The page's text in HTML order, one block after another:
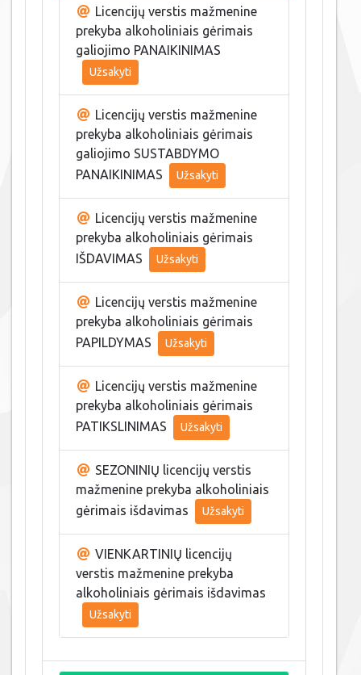
Licencijų verstis mažmenine
prekyba alkoholiniais gėrimais
galiojimo PANAIKINIMAS
Užsakyti
Licencijų verstis mažmenine
prekyba alkoholiniais gėrimais
galiojimo SUSTABDYMO
PANAIKINIMAS
Užsakyti
Licencijų verstis mažmenine
prekyba alkoholiniais gėrimais
IŠDAVIMAS
Užsakyti
Licencijų verstis mažmenine
prekyba alkoholiniais gėrimais
PAPILDYMAS
Užsakyti
Licencijų verstis mažmenine
prekyba alkoholiniais gėrimais
PATIKSLINIMAS
Užsakyti
SEZONINIŲ licencijų verstis
mažmenine prekyba alkoholiniais
gėrimais išdavimas
Užsakyti
VIENKARTINIŲ licencijų
verstis mažmenine prekyba
alkoholiniais gėrimais išdavimas
Užsakyti